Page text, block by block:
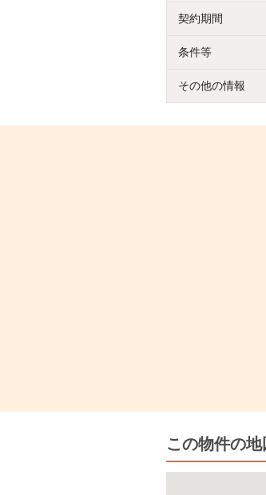
契約期間
条件等
その他の情報
この物件の